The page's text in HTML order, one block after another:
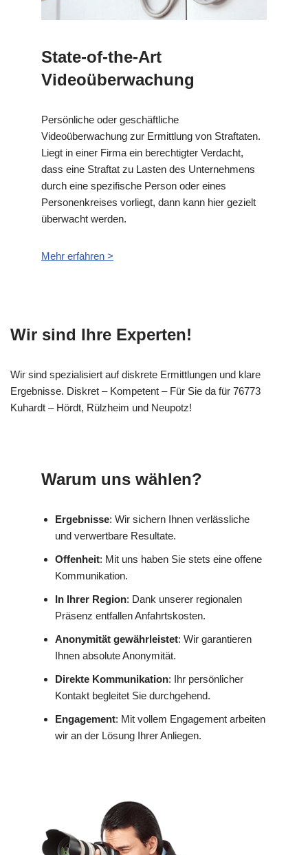
State-of-the-Art
Videoüberwachung
Persönliche oder geschäftliche
Videoüberwachung zur Ermittlung von Straftaten.
Liegt in einer Firma ein berechtigter Verdacht,
dass eine Straftat zu Lasten des Unternehmens
durch eine spezifische Person oder eines
Personenkreises vorliegt, dann kann hier gezielt
überwacht werden.
Mehr erfahren >
Wir sind Ihre Experten!
Wir sind spezialisiert auf diskrete Ermittlungen und klare
Ergebnisse. Diskret – Kompetent – Für Sie da für 76773
Kuhardt – Hördt, Rülzheim und Neupotz!
Warum uns wählen?
Ergebnisse: Wir sichern Ihnen verlässliche
und verwertbare Resultate.
Offenheit: Mit uns haben Sie stets eine offene
Kommunikation.
In Ihrer Region: Dank unserer regionalen
Präsenz entfallen Anfahrtskosten.
Anonymität gewährleistet: Wir garantieren
Ihnen absolute Anonymität.
Direkte Kommunikation: Ihr persönlicher
Kontakt begleitet Sie durchgehend.
Engagement: Mit vollem Engagement arbeiten
wir an der Lösung Ihrer Anliegen.